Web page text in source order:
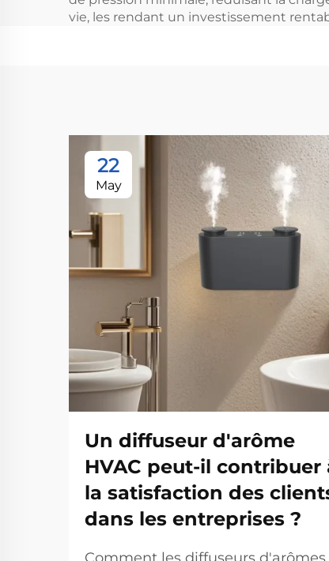
vie, les rendant un investissement
22
May
Un diffuseur d'arôme
HVAC peut-il contribuer
la satisfaction des
dans les entreprises ?